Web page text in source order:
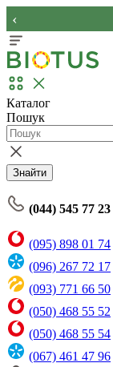
‹
Каталог
Пошук
Знайти
(044) 545 77 23
(095) 898 01 74
(096) 267 72 17
(093) 771 66 50
(050) 468 55 52
(050) 468 55 54
(067) 461 47 96